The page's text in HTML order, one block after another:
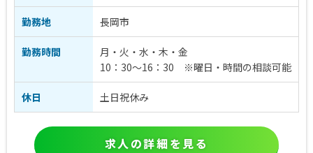
勤務地 長岡市
勤務時間
月・火・水・木・金
10：30～16：30 ※曜日・時間の相談可能
休日 土日祝休み
求人の詳細を見る